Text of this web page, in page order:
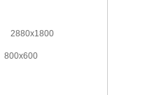
2880x1800
800x600